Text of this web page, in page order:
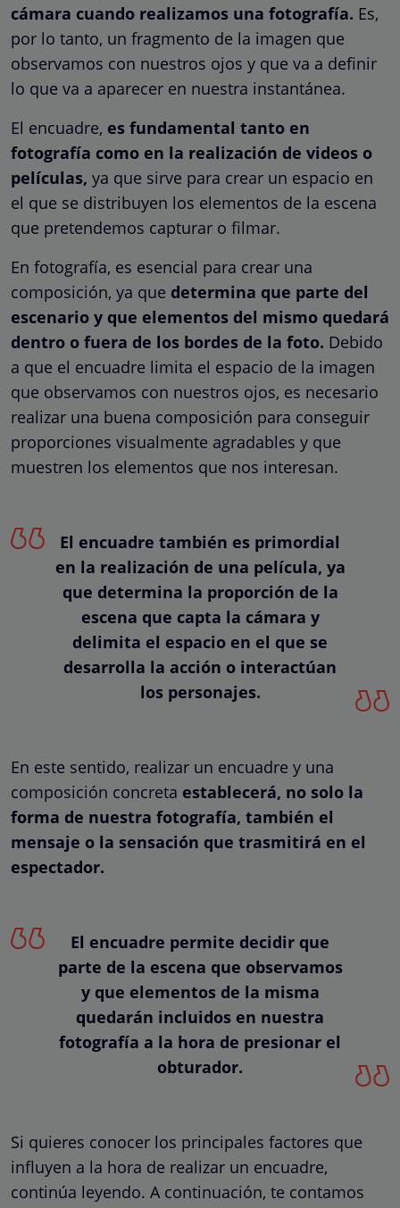
cámara cuando realizamos una fotografía. Es,
por lo tanto, un fragmento de la imagen que
observamos con nuestros ojos y que va a definir
lo que va a aparecer en nuestra instantánea.
El encuadre, es fundamental tanto en
fotografía como en la realización de videos o
películas, ya que sirve para crear un espacio en
el que se distribuyen los elementos de la escena
que pretendemos capturar o filmar.
En fotografía, es esencial para crear una
composición, ya que determina que parte del
escenario y que elementos del mismo quedará
dentro o fuera de los bordes de la foto. Debido
a que el encuadre limita el espacio de la imagen
que observamos con nuestros ojos, es necesario
realizar una buena composición para conseguir
proporciones visualmente agradables y que
muestren los elementos que nos interesan.
El encuadre también es primordial
en la realización de una película, ya
que determina la proporción de la
escena que capta la cámara y
delimita el espacio en el que se
desarrolla la acción o interactúan
los personajes.
En este sentido, realizar un encuadre y una
composición concreta establecerá, no solo la
forma de nuestra fotografía, también el
mensaje o la sensación que trasmitirá en el
espectador.
El encuadre permite decidir que
parte de la escena que observamos
y que elementos de la misma
quedarán incluidos en nuestra
fotografía a la hora de presionar el
obturador.
Si quieres conocer los principales factores que
influyen a la hora de realizar un encuadre,
continúa leyendo. A continuación, te contamos